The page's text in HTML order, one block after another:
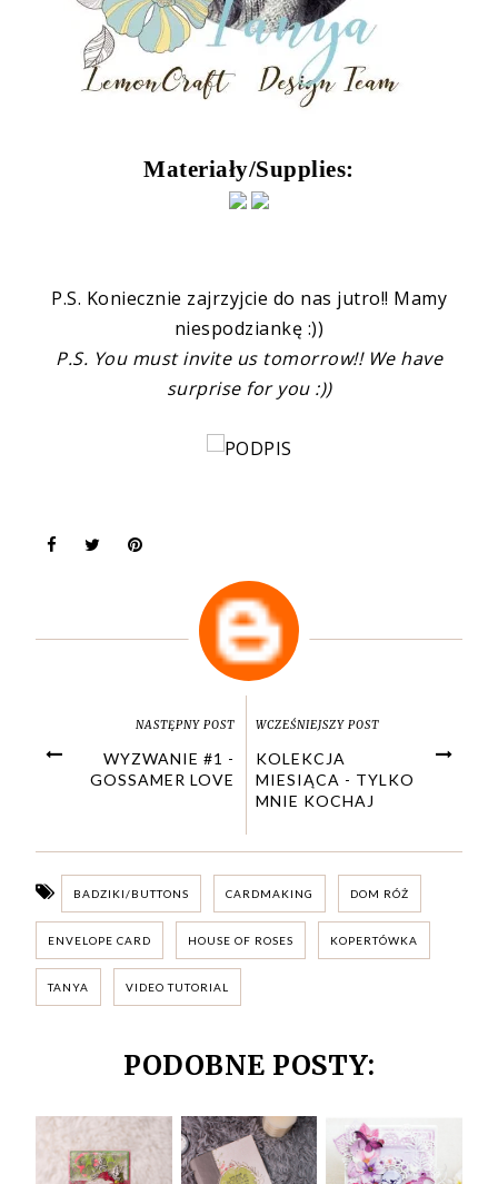
Materiały/Supplies:
P.S. Koniecznie zajrzyjcie do nas jutro!! Mamy
niespodziankę :))
P.S. You must invite us tomorrow!! We have
surprise for you :))
NASTĘPNY POST
WYZWANIE #1 -
GOSSAMER LOVE
WCZEŚNIEJSZY POST
KOLEKCJA
MIESIĄCA - TYLKO
MNIE KOCHAJ
BADZIKI/BUTTONS CARDMAKING DOM RÓŻ
ENVELOPE CARD HOUSE OF ROSES KOPERTÓWKA
TANYA VIDEO TUTORIAL
PODOBNE POSTY: